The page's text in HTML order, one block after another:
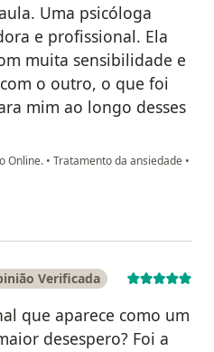
Uma psicóloga
e profissional. Ela
muita sensibilidade e
o outro, o que foi
mim ao longo desses
Online. • Tratamento da ansiedade •
Verificada
que aparece como um
desespero? Foi a